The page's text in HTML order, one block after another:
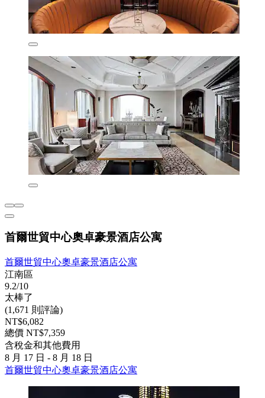
首爾世貿中心奧卓豪景酒店公寓
首爾世貿中心奧卓豪景酒店公寓
江南區
9.2/10
太棒了
(1,671 則評論)
NT$6,082
總價 NT$7,359
含稅金和其他費用
8 月 17 日 - 8 月 18 日
首爾世貿中心奧卓豪景酒店公寓